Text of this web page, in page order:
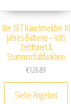
8er SET Rauchmelder 10
Jahres Batterie – VdS
Zertifiziert &
Stummschaltfunktion
€126.89
Siehe Angebot